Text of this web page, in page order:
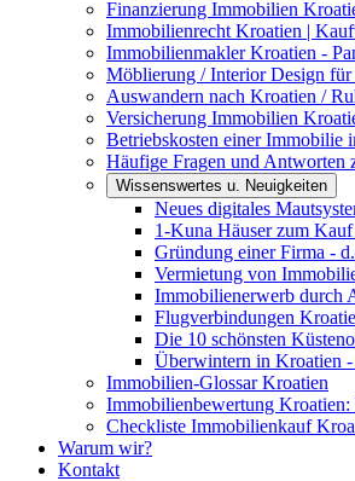
Finanzierung Immobilien
Immobilienrecht Kroatien |
Immobilienmakler Kroatien -
Möblierung / Interior Design
Auswandern nach Kroatien /
Versicherung Immobilien
Betriebskosten einer Immobilie
Häufige Fragen und Antworten
Wissenswertes u. Neuigkeiten
Neues digitales
1-Kuna Häuser zum
Gründung einer Firma -
Vermietung von
Immobilienerwerb durch
Flugverbindungen
Die 10 schönsten
Überwintern in Kroatien
Immobilien-Glossar Kroatien
Immobilienbewertung
Checkliste Immobilienkauf
Warum wir?
Kontakt